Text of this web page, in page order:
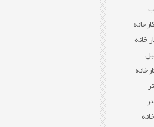
میلگردآجدار20 کارخانه
3×4 کار خانه
2 میل
کارخانه